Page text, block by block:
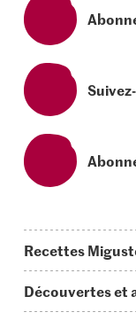
Recettes
Découvertes et